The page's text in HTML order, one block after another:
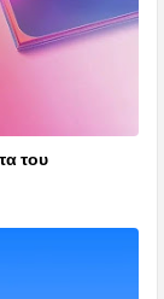
του